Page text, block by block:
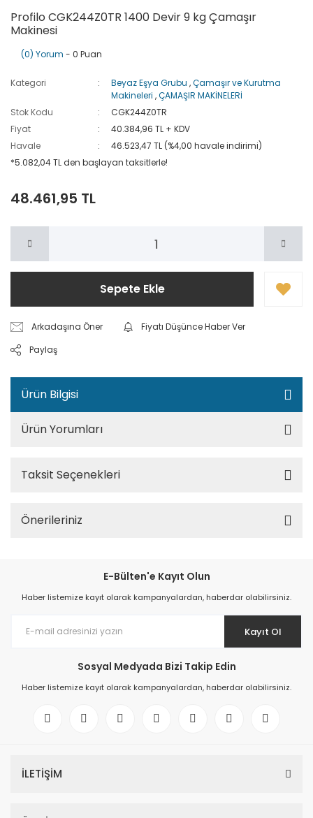
Profilo CGK244Z0TR 1400 Devir 9 kg Çamaşır
Makinesi
(0) Yorum - 0 Puan
Kategori Beyaz Eşya Grubu ,Çamaşır ve Kurutma
Makineleri ,ÇAMAŞIR MAKİNELERİ
Stok Kodu
CGK244Z0TR
Fiyat
40.384,96 TL + KDV
Havale
46.523,47 TL (%4,00 havale indirimi)
*5.082,04 TL den başlayan taksitlerle!
48.461,95 TL
Sepete Ekle
Arkadaşına Öner
Fiyatı Düşünce Haber Ver
Paylaş
Ürün Bilgisi
Ürün Yorumları
Taksit Seçenekleri
Önerileriniz
E-Bülten'e Kayıt Olun
Haber listemize kayıt olarak kampanyalardan, haberdar olabilirsiniz.
Kayıt Ol
Sosyal Medyada Bizi Takip Edin
Haber listemize kayıt olarak kampanyalardan, haberdar olabilirsiniz.
İLETİŞİM